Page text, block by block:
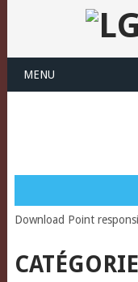
MENU
Download Point